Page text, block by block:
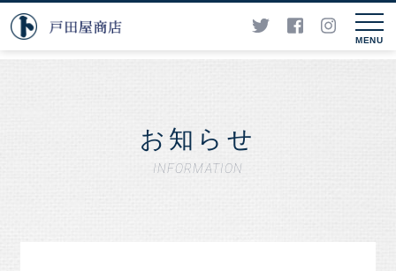
MENU
お知らせ
INFORMATION